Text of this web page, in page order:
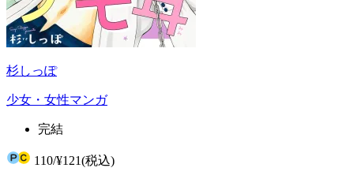
杉しっぽ
少女・女性マンガ
完結
110/¥121(税込)